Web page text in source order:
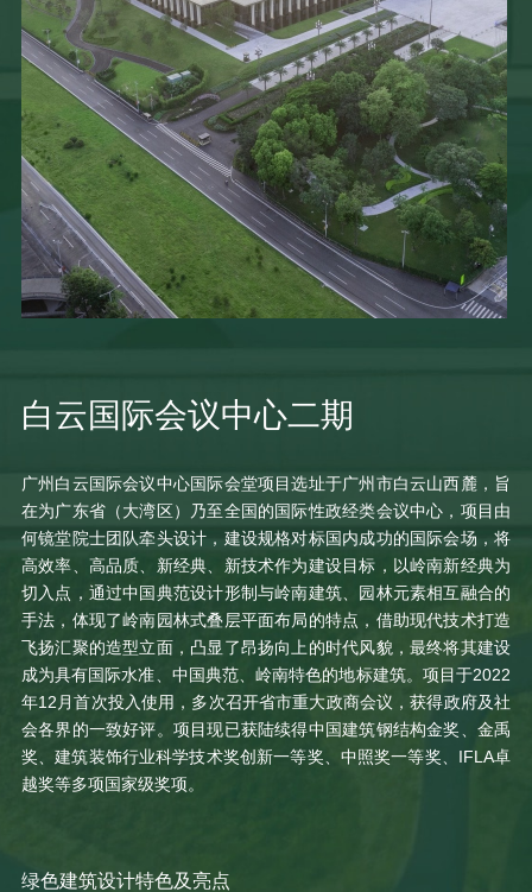
白云国际会议中心二期
广州白云国际会议中心国际会堂项目选址于广州市白云山西麓，旨
在为广东省（大湾区）乃至全国的国际性政经类会议中心，项目由
何镜堂院士团队牵头设计，建设规格对标国内成功的国际会场，将
高效率、高品质、新经典、新技术作为建设目标，以岭南新经典为
切入点，通过中国典范设计形制与岭南建筑、园林元素相互融合的
手法，体现了岭南园林式叠层平面布局的特点，借助现代技术打造
飞扬汇聚的造型立面，凸显了昂扬向上的时代风貌，最终将其建设
成为具有国际水准、中国典范、岭南特色的地标建筑。项目于2022
年12月首次投入使用，多次召开省市重大政商会议，获得政府及社
会各界的一致好评。项目现已获陆续得中国建筑钢结构金奖、金禹
奖、建筑装饰行业科学技术奖创新一等奖、中照奖一等奖、IFLA卓
越奖等多项国家级奖项。
绿色建筑设计特色及亮点